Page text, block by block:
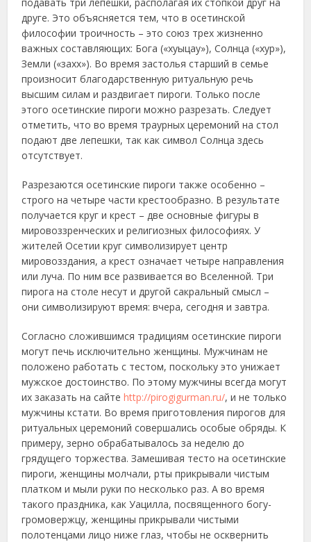
друге. Это объясняется тем, что в осетинской
философии троичность – это союз трех жизненно
важных составляющих: Бога («хуыцау»), Солнца («хур»),
Земли («захх»). Во время застолья старший в семье
произносит благодарственную ритуальную речь
высшим силам и раздвигает пироги. Только после
этого осетинские пироги можно разрезать. Следует
отметить, что во время траурных церемоний на стол
подают две лепешки, так как символ Солнца здесь
отсутствует.
Разрезаются осетинские пироги также особенно –
строго на четыре части крестообразно. В результате
получается круг и крест – две основные фигуры в
мировоззренческих и религиозных философиях. У
жителей Осетии круг символизирует центр
мировозздания, а крест означает четыре направления
или луча. По ним все развивается во Вселенной. Три
пирога на столе несут и другой сакральный смысл –
они символизируют время: вчера, сегодня и завтра.
Согласно сложившимся традициям осетинские пироги
могут печь исключительно женщины. Мужчинам не
положено работать с тестом, поскольку это унижает
мужское достоинство. По этому мужчины всегда могут
их заказать на сайтеhttp://pirogigurman.ru/, и не только
мужчины кстати. Во время приготовления пирогов для
ритуальных церемоний совершались особые обряды. К
примеру, зерно обрабатывалось за неделю до
грядущего торжества. Замешивая тесто на осетинские
пироги, женщины молчали, рты прикрывали чистым
платком и мыли руки по несколько раз. А во время
такого праздника, как Уацилла, посвященного богу-
громовержцу, женщины прикрывали чистыми
полотенцами лицо ниже глаз, чтобы не осквернить